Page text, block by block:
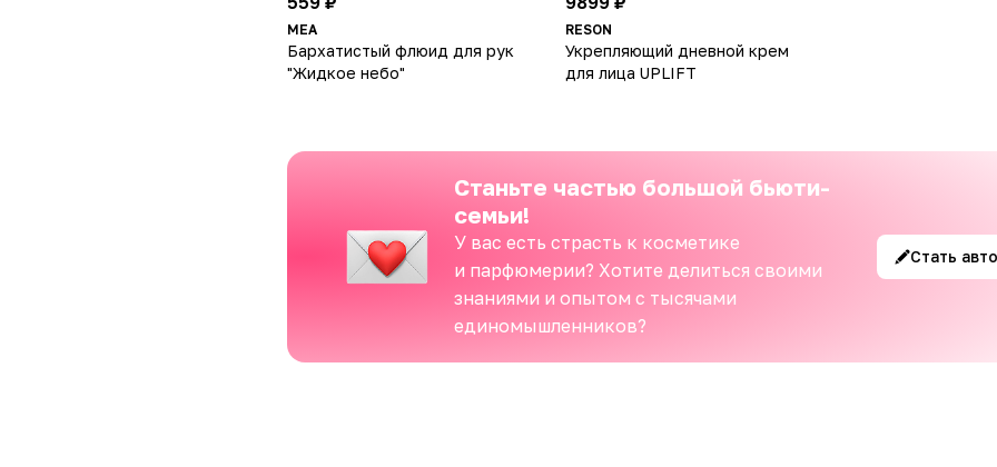
MEA
Бархатистый флюид для рук
"Жидкое небо"
RESON
Укрепляющий дневной крем
для лица UPLIFT
Станьте частью большой бьюти-
семьи!
У вас есть страсть к косметике
и парфюмерии? Хотите делиться своими
знаниями и опытом с тысячами
единомышленников?
Стать